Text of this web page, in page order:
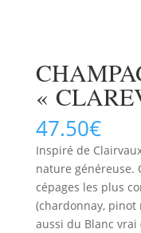
«
47.50€
Inspiré de
nature généreuse.
cépages les plus
(chardonnay, pinot
aussi du Blanc